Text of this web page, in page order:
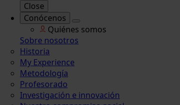
Close
Conócenos
Quiénes somos
Sobre nosotros
Historia
My Experience
Metodología
Profesorado
Investigación e innovación